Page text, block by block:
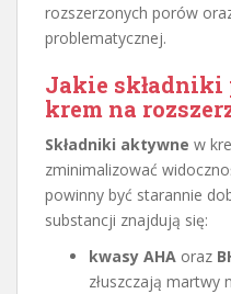
rozszerzonych porów
problematycznej.
Jakie
krem na
Składniki aktywne w
zminimalizować
powinny być starannie
substancji znajdują się:
kwasy AHA oraz
złuszczają martwy